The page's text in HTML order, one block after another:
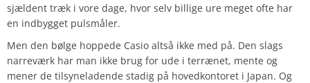
sjældent træk i vore dage, hvor selv billige ure meget ofte har
en indbygget pulsmåler.
Men den bølge hoppede Casio altså ikke med på. Den slags
narreværk har man ikke brug for ude i terrænet, mente og
mener de tilsyneladende stadig på hovedkontoret i Japan. Og